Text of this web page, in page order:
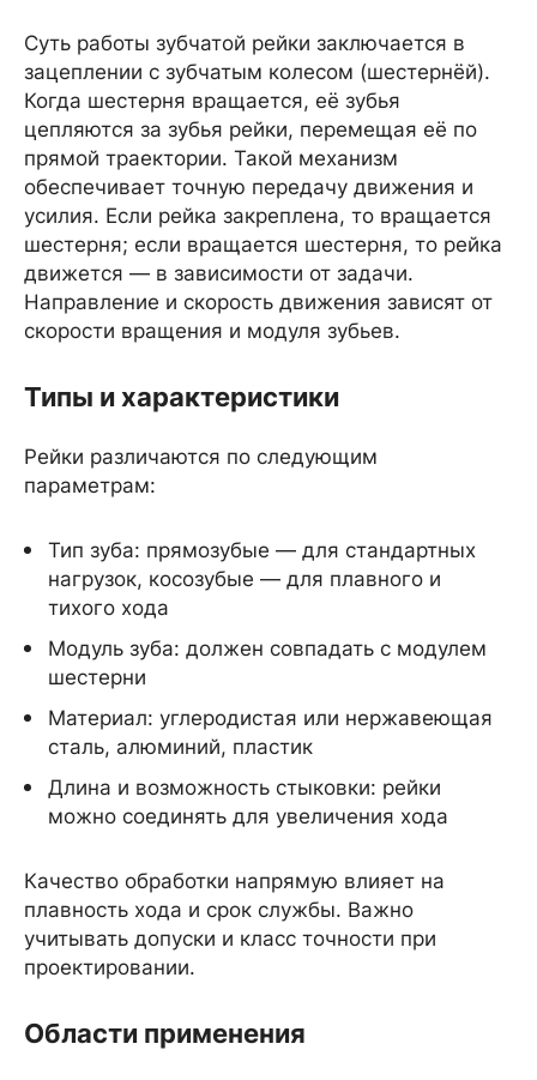
Суть работы зубчатой рейки заключается в
зацеплении с зубчатым колесом (шестернёй).
Когда шестерня вращается, её зубья
цепляются за зубья рейки, перемещая её по
прямой траектории. Такой механизм
обеспечивает точную передачу движения и
усилия. Если рейка закреплена, то вращается
шестерня; если вращается шестерня, то рейка
движется — в зависимости от задачи.
Направление и скорость движения зависят от
скорости вращения и модуля зубьев.
Типы и характеристики
Рейки различаются по следующим
параметрам:
Тип зуба: прямозубые — для стандартных
нагрузок, косозубые — для плавного и
тихого хода
Модуль зуба: должен совпадать с модулем
шестерни
Материал: углеродистая или нержавеющая
сталь, алюминий, пластик
Длина и возможность стыковки: рейки
можно соединять для увеличения хода
Качество обработки напрямую влияет на
плавность хода и срок службы. Важно
учитывать допуски и класс точности при
проектировании.
Области применения